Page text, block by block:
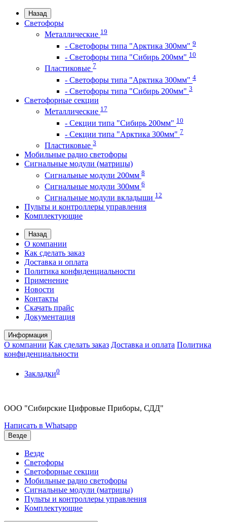
Назад
Светофоры
Металлические 19
- Светофоры типа "Арктика 300мм" 9
- Светофоры типа "Сибирь 200мм" 10
Пластиковые 7
- Светофоры типа "Арктика 300мм" 4
- Светофоры типа "Сибирь 200мм" 3
Светофорные секции
Металлические 17
- Секции типа "Сибирь 200мм" 10
- Секции типа "Арктика 300мм" 7
Пластиковые 3
Мобильные радио светофоры
Сигнальные модули (матрицы)
Сигнальные модули 200мм 8
Сигнальные модули 300мм 6
Сигнальные модули вкладыши 12
Пульты и контроллеры управления
Комплектующие
Назад
О компании
Как сделать заказ
Доставка и оплата
Политика конфиденциальности
Применение
Новости
Контакты
Скачать прайс
Документация
Информация
О компании Как сделать заказ Доставка и оплата Политика
конфиденциальности
Закладки0
ООО "Сибирские Цифровые Приборы, СДД"
Написать в Whatsapp
Везде
Везде
Светофоры
Светофорные секции
Мобильные радио светофоры
Сигнальные модули (матрицы)
Пульты и контроллеры управления
Комплектующие